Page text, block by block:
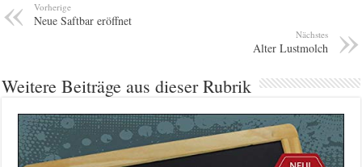
Vorherige
Neue Saftbar eröffnet
Nächstes
Alter Lustmolch
Weitere Beiträge aus dieser Rubrik